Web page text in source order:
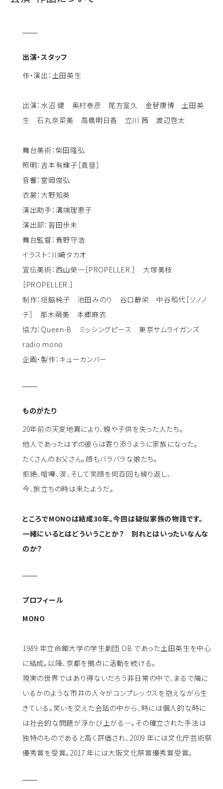
出演・スタッフ
作・演出：土田英生
出演：水沼 健 奥村泰彦 尾方宣久 金替康博 土田英
生 石丸奈菜美 高橋明日香 立川 茜 渡辺啓太
舞台美術：柴田隆弘
照明：吉本有輝子［真昼］
音響：堂岡俊弘
衣裳：大野知英
演出助手：溝端理恵子
演出部：習田歩未
舞台監督：青野守浩
イラスト：川崎タカオ
宣伝美術：西山榮一［PROPELLER.］ 大塚美枝
［PROPELLER.］
制作：垣脇純子 池田みのり 谷口静栄 中谷和代［ソノノ
チ］ 那木萌美 本郷麻衣
協力：Queen-B ミッシングピース 東京サムライガンズ
radio mono
企画・製作：キューカンバー
ものがたり
20年前の天変地異により、親や子供を失った人たち。
他人であったはずの彼らは寄り添うように家族になった。
たくさんのお父さん。顔もバラバラな娘たち。
拒絶、喧嘩、涙、そして笑顔を何百回も繰り返し、
今、旅立ちの時は来たようだ。
ところでMONOは結成30年。今回は疑似家族の物語です。
一緒にいるとはどういうことか？ 別れとはいったいなんな
のか？
プロフィール
MONO
1989 年立命館大学の学生劇団 OB であった土田英生を中心
に結成。以降、京都を拠点に活動を続ける。
現実の世界ではあり得ないだろう非日常の中で、まるで隣に
いるかのような市井の人々がコンプレックスを抱えながら生
きている。笑いを交えた会話の中から、時には個人的な時に
は社会的な問題が浮かび上がる―。その確立された手法は
独特のものであると高く評価され、2009 年には文化庁芸術祭
優秀賞を受賞。2017 年には大阪文化祭賞優秀賞受賞。